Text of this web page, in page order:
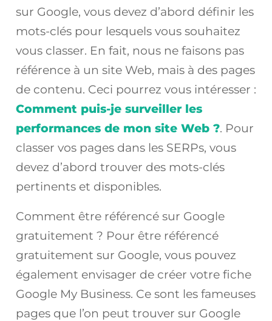
sur Google, vous devez d’abord définir les
mots-clés pour lesquels vous souhaitez
vous classer. En fait, nous ne faisons pas
référence à un site Web, mais à des pages
de contenu. Ceci pourrez vous intéresser :
Comment puis-je surveiller les
performances de mon site Web ?. Pour
classer vos pages dans les SERPs, vous
devez d’abord trouver des mots-clés
pertinents et disponibles.
Comment être référencé sur Google
gratuitement ? Pour être référencé
gratuitement sur Google, vous pouvez
également envisager de créer votre fiche
Google My Business. Ce sont les fameuses
pages que l’on peut trouver sur Google